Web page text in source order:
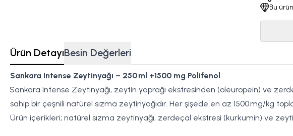
Bu
Ürün DetayıBesin Değerleri
Sankara Intense Zeytinyağı – 250 ml +1500 mg Polifenol
Sankara Intense Zeytinyağı, zeytin yaprağı ekstresinden (oleuropein) ve
sahip bir çeşnili natürel sızma zeytinyağıdır. Her şişede en az 1500 mg/kg
Ürün içerikleri; natürel sızma zeytinyağı, zerdeçal ekstresi (kurkumin) ve